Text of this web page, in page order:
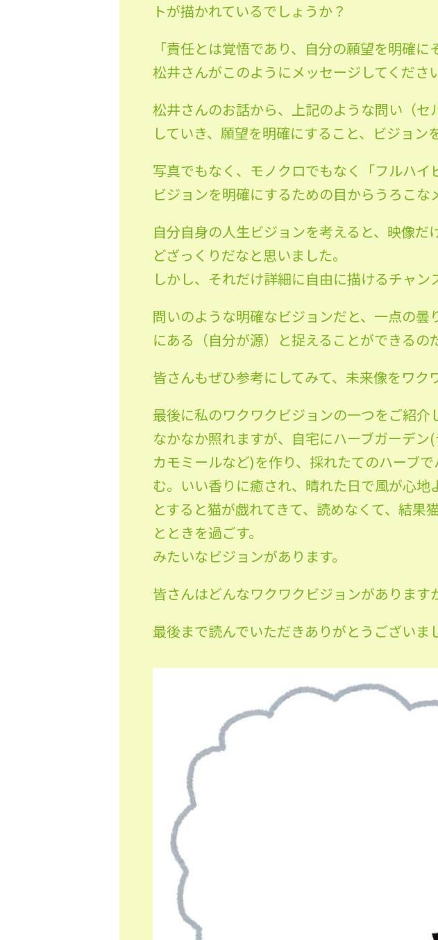
トが描かれているでしょうか？
「責任とは覚悟であり、自分の願望を明確
松井さんがこのようにメッセージしてくださ
松井さんのお話から、上記のような問い（
していき、願望を明確にすること、ビジョン
写真でもなく、モノクロでもなく「フルハイ
ビジョンを明確にするための目からうろこな
自分自身の人生ビジョンを考えると、映像
どざっくりだなと思いました。
しかし、それだけ詳細に自由に描けるチャン
問いのような明確なビジョンだと、一点の
にある（自分が源）と捉えることができるの
皆さんもぜひ参考にしてみて、未来像をワク
最後に私のワクワクビジョンの一つをご紹介
なかなか照れますが、自宅にハーブガーデン
カモミールなど)を作り、採れたてのハーブ
む。いい香りに癒され、晴れた日で風が心
とすると猫が戯れてきて、読めなくて、結
とときを過ごす。
みたいなビジョンがあります。
皆さんはどんなワクワクビジョンがあります
最後まで読んでいただきありがとうございま